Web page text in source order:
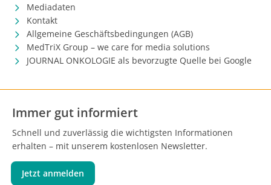
Mediadaten
Kontakt
Allgemeine Geschäftsbedingungen (AGB)
MedTriX Group – we care for media solutions
JOURNAL ONKOLOGIE als bevorzugte Quelle bei Google
Immer gut informiert
Schnell und zuverlässig die wichtigsten Informationen
erhalten – mit unserem kostenlosen Newsletter.
Jetzt anmelden